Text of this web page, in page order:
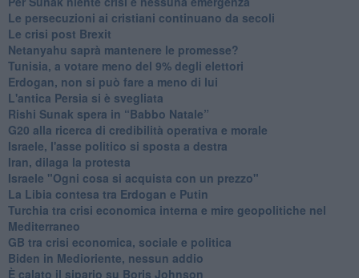
Le persecuzioni ai cristiani continuano da secoli
Le crisi post Brexit
Netanyahu saprà mantenere le promesse?
Tunisia, a votare meno del 9% degli elettori
Erdogan, non si può fare a meno di lui
L'antica Persia si è svegliata
Rishi Sunak spera in “Babbo Natale”
G20 alla ricerca di credibilità operativa e morale
Israele, l'asse politico si sposta a destra
Iran, dilaga la protesta
Israele "Ogni cosa si acquista con un prezzo"
La Libia contesa tra Erdogan e Putin
Turchia tra crisi economica interna e mire geopolitiche nel
Mediterraneo
GB tra crisi economica, sociale e politica
Biden in Medioriente, nessun addio
È calato il sipario su Boris Johnson